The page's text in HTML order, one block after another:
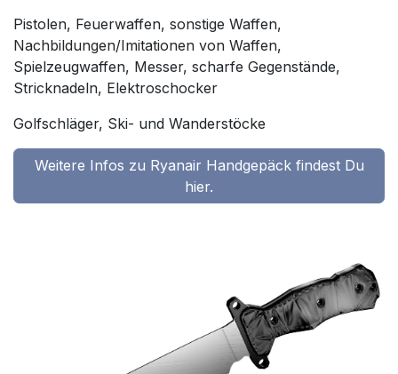
Pistolen, Feuerwaffen, sonstige Waffen,
Nachbildungen/Imitationen von Waffen,
Spielzeugwaffen, Messer, scharfe Gegenstände,
Stricknadeln, Elektroschocker
Golfschläger, Ski- und Wanderstöcke
Weitere Infos zu Ryanair Handgepäck findest Du
hier.